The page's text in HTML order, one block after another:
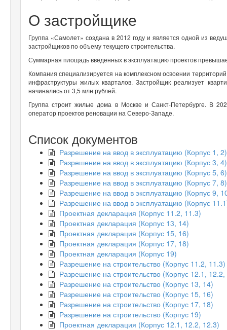
О застройщике
Группа «Самолет» создана в 2012 году и является одной из
застройщиков по объему текущего строительства.
Суммарная площадь введенных в эксплуатацию проектов
Компания специализируется на комплексном освоении
инфраструктуры жилых кварталов. Застройщик реализует
начинались от 3,5 млн рублей.
Группа строит жилые дома в Москве и Санкт-Петербурге. В
оператор проектов реновации на Северо-Западе.
Список документов
Разрешение на ввод в эксплуатацию (Корпус 1, 2)
Разрешение на ввод в эксплуатацию (Корпус 3, 4)
Разрешение на ввод в эксплуатацию (Корпус 5, 6)
Разрешение на ввод в эксплуатацию (Корпус 7, 8)
Разрешение на ввод в эксплуатацию (Корпус 9,
Разрешение на ввод в эксплуатацию (Корпус
Проектная декларация (Корпус 11.2, 11.3)
Проектная декларация (Корпус 13, 14)
Проектная декларация (Корпус 15, 16)
Проектная декларация (Корпус 17, 18)
Проектная декларация (Корпус 19)
Разрешение на строительство (Корпус 11.2, 11.3)
Разрешение на строительство (Корпус 12.1,
Разрешение на строительство (Корпус 13, 14)
Разрешение на строительство (Корпус 15, 16)
Разрешение на строительство (Корпус 17, 18)
Разрешение на строительство (Корпус 19)
Проектная декларация (Корпус 12.1, 12.2, 12.3)